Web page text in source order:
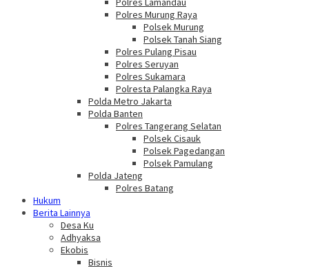
Polres Murung Raya
Polsek Murung
Polsek Tanah Siang
Polres Pulang Pisau
Polres Seruyan
Polres Sukamara
Polresta Palangka Raya
Polda Metro Jakarta
Polda Banten
Polres Tangerang Selatan
Polsek Cisauk
Polsek Pagedangan
Polsek Pamulang
Polda Jateng
Polres Batang
Hukum
Berita Lainnya
Desa Ku
Adhyaksa
Ekobis
Bisnis